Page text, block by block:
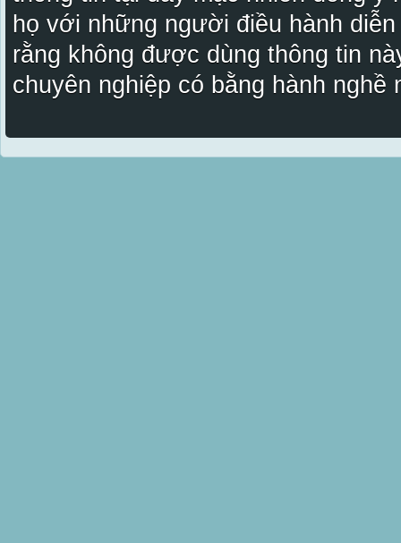
họ với những người điều hành
rằng không được dùng thông tin
chuyên nghiệp có bằng hành